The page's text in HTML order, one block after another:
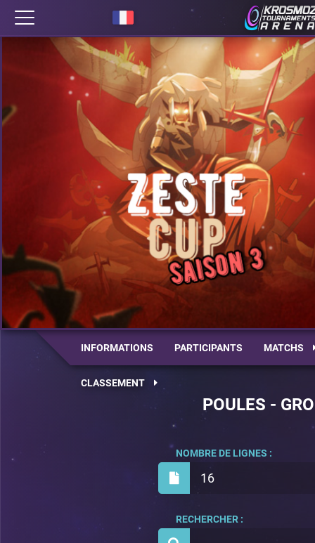
INFORMATIONS PARTICIPANTS MATCHS
CLASSEMENT
POULES -
16
NOMBRE DE LIGNES :
RECHERCHER :